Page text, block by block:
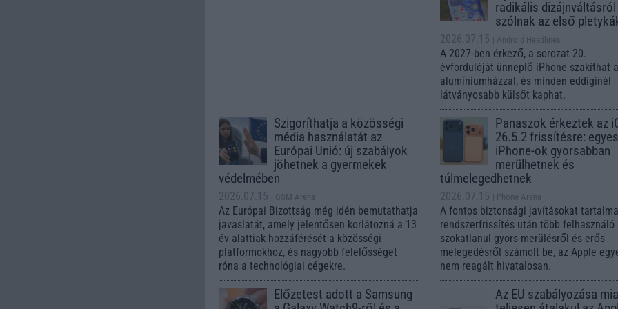
radikális dizájnváltásról
szólnak az első
2026.07.15 | Android Headlines
A 2027-ben érkező, a sorozat 20.
évfordulóját ünneplő iPhone szakíthat
alumíniumházzal, és minden eddiginél
látványosabb külsőt kaphat.
Szigoríthatja a közösségi
média használatát az
Európai Unió: új szabályok
jöhetnek a gyermekek
védelmében
2026.07.15 | GSM Arena
Az Európai Bizottság még idén bemutathatja
javaslatát, amely jelentősen korlátozná a 13
év alattiak hozzáférését a közösségi
platformokhoz, és nagyobb felelősséget
róna a technológiai cégekre.
Panaszok érkeztek az
26.5.2 frissítésre: egyes
iPhone-ok gyorsabban
merülhetnek és
túlmelegedhetnek
2026.07.15 | Phone Arena
A fontos biztonsági javításokat
rendszerfrissítés után több felhasználó
szokatlanul gyors merülésről és erős
melegedésről számolt be, az Apple
nem reagált hivatalosan.
Előzetest adott a Samsung
Az EU szabályozása